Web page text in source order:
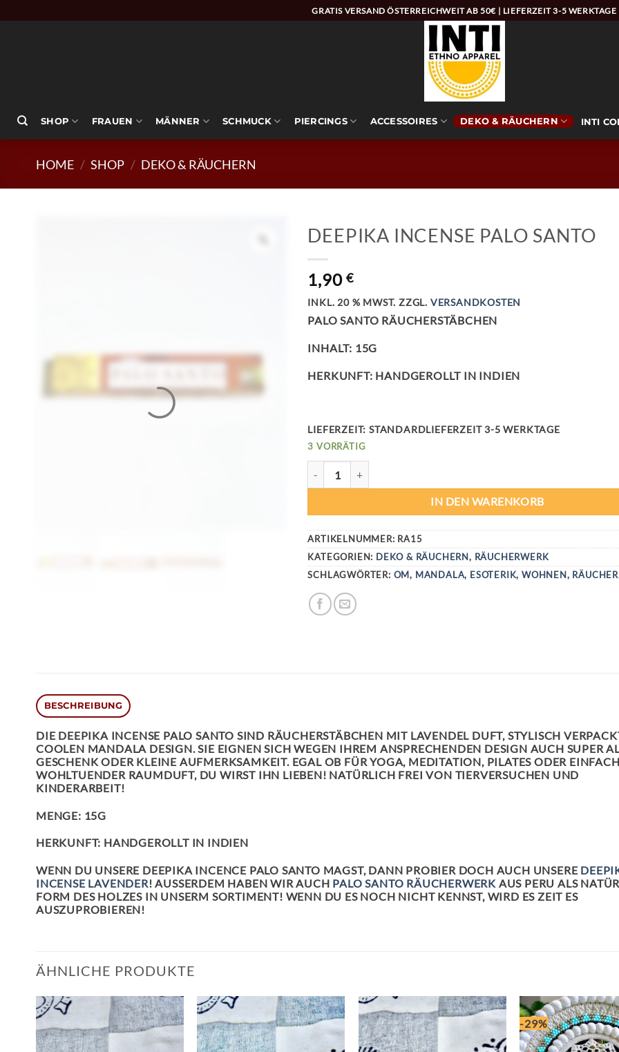
Inhalt
GRATIS VERSAND ÖSTERREICHWEIT AB 50€ | LIEFERZEIT 3-5 WERKTAGE
SHOP FRAUEN MÄNNER SCHMUCK PIERCINGS ACCESSOIRES DEKO & RÄUCHERN INTI
HOME / SHOP / DEKO & RÄUCHERN
DEEPIKA INCENSE PALO SANTO
1,90€
INKL. 20 % MWST. ZZGL. VERSANDKOSTEN
PALO SANTO RÄUCHERSTÄBCHEN
INHALT: 15G
HERKUNFT: HANDGEROLLT IN INDIEN
LIEFERZEIT: STANDARDLIEFERZEIT 3-5 WERKTAGE
3 VORRÄTIG
IN DEN WARENKORB
ARTIKELNUMMER: RA15
KATEGORIEN: DEKO & RÄUCHERN, RÄUCHERWERK
SCHLAGWÖRTER: OM, MANDALA, ESOTERIK, WOHNEN,
BESCHREIBUNG
DIE DEEPIKA INCENSE PALO SANTO SIND RÄUCHERSTÄBCHEN MIT LAVENDEL DUFT, STYLISCH
COOLEN MANDALA DESIGN. SIE EIGNEN SICH WEGEN IHREM ANSPRECHENDEN DESIGN AUCH SUPER
GESCHENK ODER KLEINE AUFMERKSAMKEIT. EGAL OB FÜR YOGA, MEDITATION, PILATES ODER
WOHLTUENDER RAUMDUFT, DU WIRST IHN LIEBEN! NATÜRLICH FREI VON TIERVERSUCHEN UND
KINDERARBEIT!
MENGE: 15G
HERKUNFT: HANDGEROLLT IN INDIEN
WENN DU UNSERE DEEPIKA INCENCE PALO SANTO MAGST, DANN PROBIER DOCH AUCH UNSERE
INCENSE LAVENDER! AUSSERDEM HABEN WIR AUCH PALO SANTO RÄUCHERWERK AUS PERU ALS
FORM DES HOLZES IN UNSERM SORTIMENT! WENN DU ES NOCH NICHT KENNST, WIRD ES ZEIT ES
AUSZUPROBIEREN!
ÄHNLICHE PRODUKTE
-29%